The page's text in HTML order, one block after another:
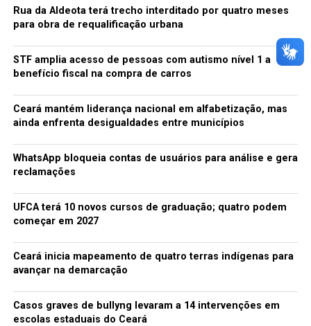
Rua da Aldeota terá trecho interditado por quatro meses
para obra de requalificação urbana
STF amplia acesso de pessoas com autismo nível 1 a
benefício fiscal na compra de carros
Ceará mantém liderança nacional em alfabetização, mas
ainda enfrenta desigualdades entre municípios
WhatsApp bloqueia contas de usuários para análise e gera
reclamações
UFCA terá 10 novos cursos de graduação; quatro podem
começar em 2027
Ceará inicia mapeamento de quatro terras indígenas para
avançar na demarcação
Casos graves de bullyng levaram a 14 intervenções em
escolas estaduais do Ceará